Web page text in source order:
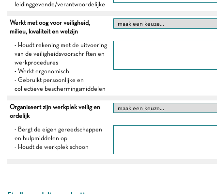
leidinggevende/verantwoordelijke
Werkt met oog voor veiligheid,
milieu, kwaliteit en welzijn
- Houdt rekening met de uitvoering
van de veiligheidsvoorschriften en
werkprocedures
- Werkt ergonomisch
- Gebruikt persoonlijke en
collectieve beschermingsmiddelen
Organiseert zijn werkplek veilig en
ordelijk
- Bergt de eigen gereedschappen
en hulpmiddelen op
- Houdt de werkplek schoon